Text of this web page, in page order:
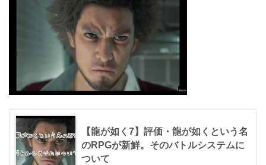
【龍が如く7】評価・龍が如くという名
のRPGが新鮮。そのバトルシステムに
ついて